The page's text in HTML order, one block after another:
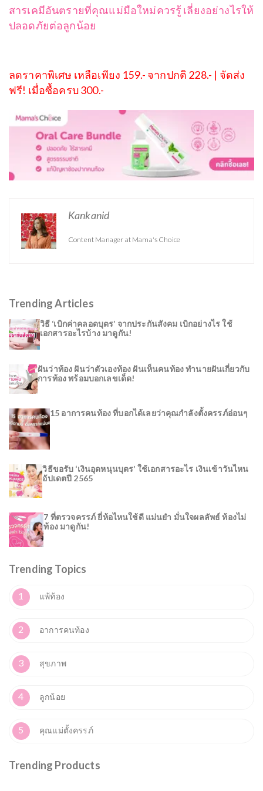
สารเคมีอันตรายที่คุณแม่มือใหม่ควรรู้ เลี่ยงอย่างไรให้
ปลอดภัยต่อลูกน้อย
ลดราคาพิเศษ เหลือเพียง 159.- จากปกติ 228.- | จัดส่ง
ฟรี! เมื่อซื้อครบ 300.-
Kankanid
Content Manager at Mama's Choice
Trending Articles
วิธี ‘เบิกค่าคลอดบุตร’ จากประกันสังคม เบิกอย่างไร ใช้
เอกสารอะไรบ้าง มาดูกัน!
ฝันว่าท้อง ฝันว่าตัวเองท้อง ฝันเห็นคนท้อง ทำนายฝันเกี่ยวกับ
การท้อง พร้อมบอกเลขเด็ด!
15 อาการคนท้อง ที่บอกได้เลยว่าคุณกำลังตั้งครรภ์อ่อนๆ
วิธีขอรับ ‘เงินอุดหนุนบุตร’ ใช้เอกสารอะไร เงินเข้าวันไหน
อัปเดตปี 2565
7 ที่ตรวจครรภ์ ยี่ห้อไหนใช้ดี แม่นยำ มั่นใจผลลัพธ์ ท้องไม่
ท้อง มาดูกัน!
Trending Topics
1 แพ้ท้อง
2 อาการคนท้อง
3 สุขภาพ
4 ลูกน้อย
5 คุณแม่ตั้งครรภ์
Trending Products